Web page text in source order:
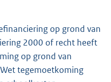
op grond van
2000 of recht heeft
op grond van
tegemoetkoming